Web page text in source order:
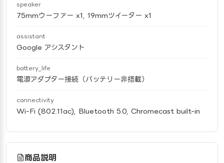
speaker
75mmウーファー x1, 19mmツイーター x1
assistant
Google アシスタント
battery_life
電源アダプター接続（バッテリー非搭載）
connectivity
Wi-Fi (802.11ac), Bluetooth 5.0, Chromecast built-in
商品説明